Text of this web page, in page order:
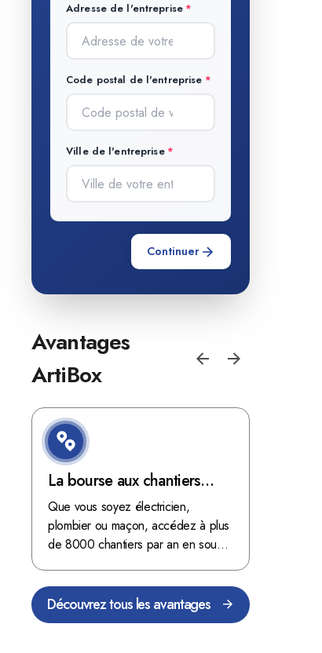
Adresse de l'entreprise
Code postal de l'entreprise
Ville de l'entreprise
Continuer
Avantages
ArtiBox
La bourse aux chantiers
d'ArtiBox Belgique, véritable
mine d'or !
Que vous soyez électricien,
plombier ou maçon, accédez à plus
de 8000 chantiers par an en sous-
Découvrez tous les avantages